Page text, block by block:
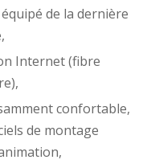
de la dernière
Internet (fibre
confortable,
de montage